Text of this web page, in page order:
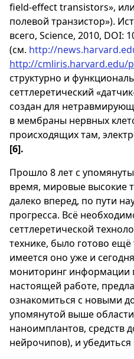
field-effect transistors»,
полевой транзистор»).
всего, Science, 2010, DOI:
(см. http://
http://cmliris.harvard.edu/
структурно и
сеттлеретический
создан для
в мембраны нервных
происходящих там,
[6].
Прошло 8 лет с
время, мировые высокие
далеко вперед, по пути
прогресса. Всё
сеттлеретической
технике, было готово ещё
имеется оно уже и
мониторинг информации
настоящей работе,
ознакомиться с новыми
упомянутой выше
наноимплантов, средств
нейрочипов), и убедиться